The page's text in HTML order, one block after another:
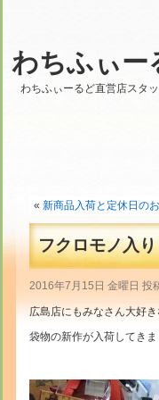
わちふぃー
わちふぃーるど直営店スタ
« 新商品入荷と定休日の
フクロモノ入
2016年7月15日 金曜日 投
広島店にもみなさん大好
袋物の新作が入荷してき